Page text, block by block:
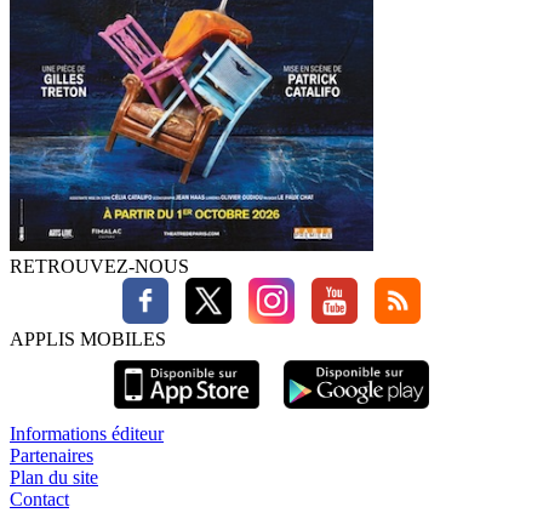
RETROUVEZ-NOUS
APPLIS MOBILES
Informations éditeur
Partenaires
Plan du site
Contact